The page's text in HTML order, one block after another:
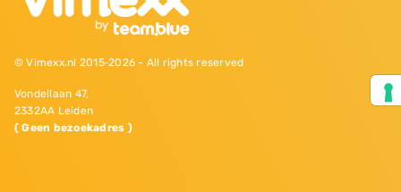
© Vimexx.nl 2015‐2026 - All rights reserved
Vondellaan 47,
2332AA Leiden
( Geen bezoekadres )